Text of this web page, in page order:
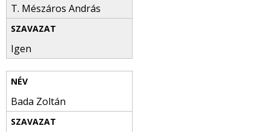
T. Mészáros András
Igen
Bada Zoltán